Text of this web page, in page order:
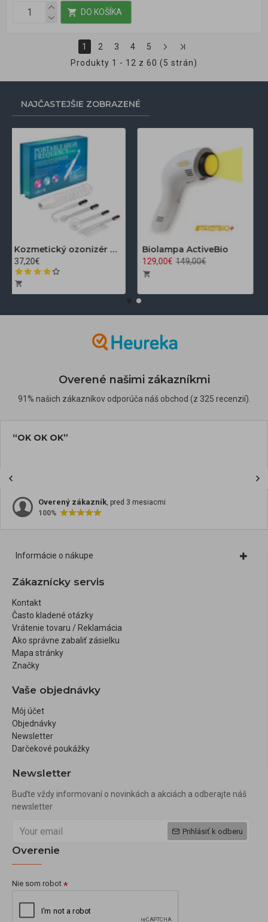
DO KOŠÍKA
1 2 3 4
5
Produkty 1 - 12 z 60 (5 strán)
NAJČASTEJŠIE ZOBRAZENÉ
Kozmetický ozonizér Darsonval LZ-006A
37,20€
Biolampa ActiveBio
129,00€ 149,00€
Overené našimi zákazníkmi
91% našich zákazníkov odporúča náš obchod (z 325 recenzií).
“OK OK OK”
Overený zákazník, pred 3 mesiacmi
100%
Informácie o nákupe
Zákaznícky servis
Kontakt
Často kladené otázky
Vrátenie tovaru / Reklamácia
Ako správne zabaliť zásielku
Mapa stránky
Značky
Vaše objednávky
Môj účet
Objednávky
Newsletter
Darčekové poukážky
Newsletter
Buďte vždy informovaní o novinkách a akciách a odberajte náš
newsletter
Prihlásiť k odberu
Overenie
Nie som robot